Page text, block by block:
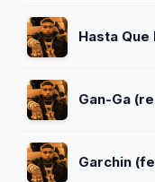
Hasta
Gan-Ga
Garchin